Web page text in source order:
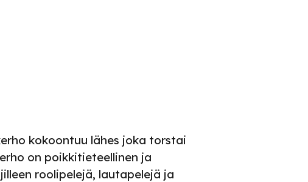
kokoontuu lähes joka torstai
on poikkitieteellinen ja
roolipelejä, lautapelejä ja